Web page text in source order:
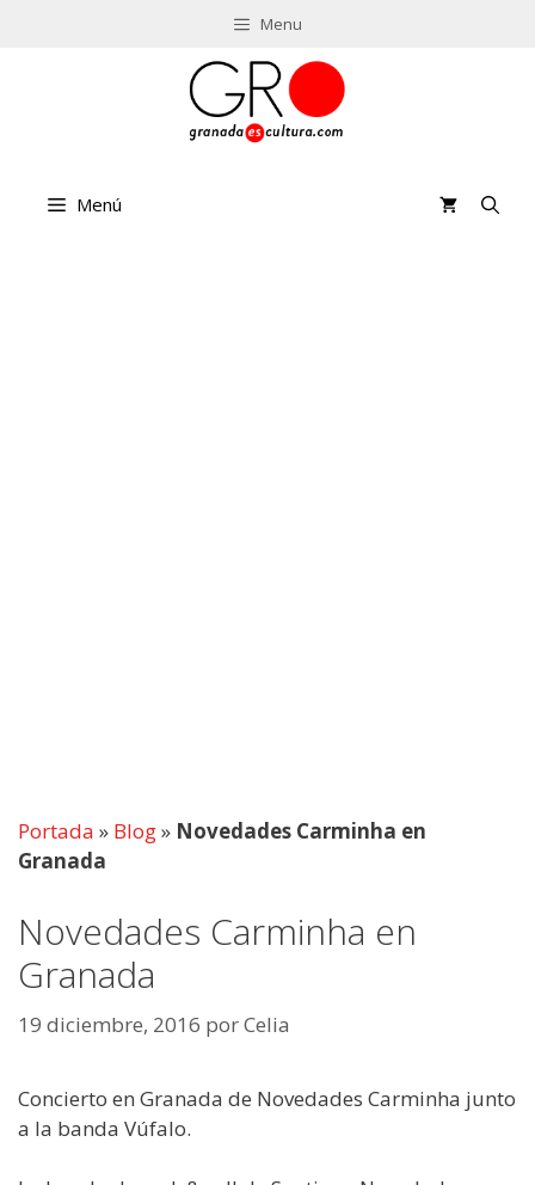
Menu
Menú
Portada » Blog» Novedades Carminha en
Granada
Novedades Carminha en
Granada
19 diciembre, 2016 porCelia
Concierto en Granada de Novedades Carminha junto
a la banda Vúfalo.